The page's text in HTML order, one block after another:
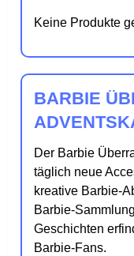
Keine Produkte
BARBIE
Der Barbie
täglich neue
kreative Barbie-
Barbie-
Geschichten
Barbie-Fans.